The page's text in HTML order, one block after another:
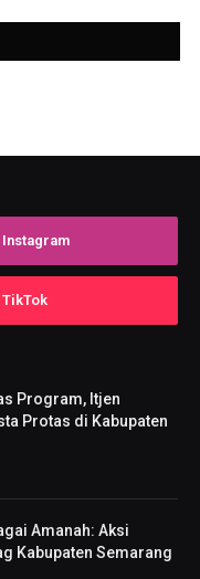
Instagram
TikTok
Program, Itjen
Protas di Kabupaten
Amanah: Aksi
Kabupaten Semarang